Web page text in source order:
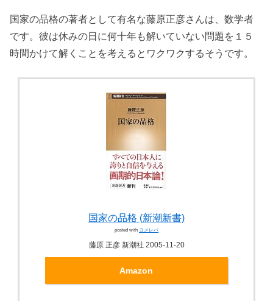
国家の品格の著者として有名な藤原正彦さんは、数学者
です。彼は休みの日に何十年も解いていない問題を１５
時間かけて解くことを考えるとワクワクするそうです。
国家の品格 (新潮新書)
posted with ヨメレバ
藤原 正彦 新潮社 2005-11-20
Amazon